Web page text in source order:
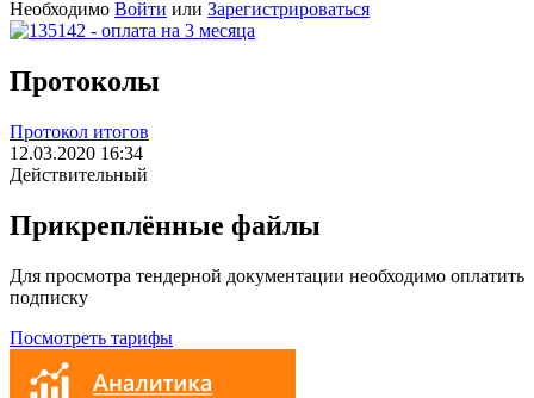
Необходимо Войти или Зарегистрироваться
Протоколы
Протокол итогов
12.03.2020 16:34
Действительный
Прикреплённые файлы
Для просмотра тендерной документации необходимо оплатить
подписку
Посмотреть тарифы